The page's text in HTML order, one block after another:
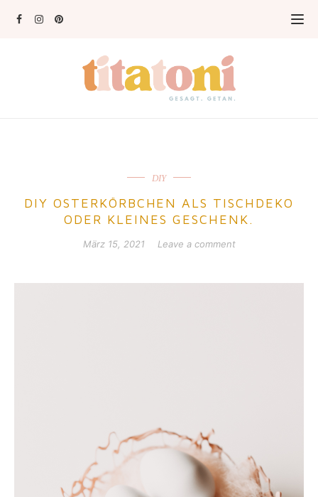
DIY
DIY OSTERKÖRBCHEN ALS TISCHDEKO
ODER KLEINES GESCHENK.
März 15, 2021 Leave a comment